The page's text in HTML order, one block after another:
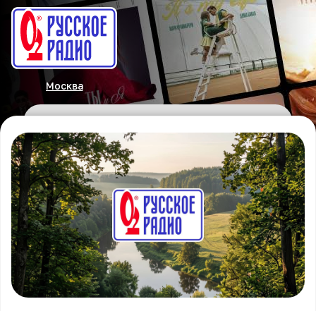
Москва